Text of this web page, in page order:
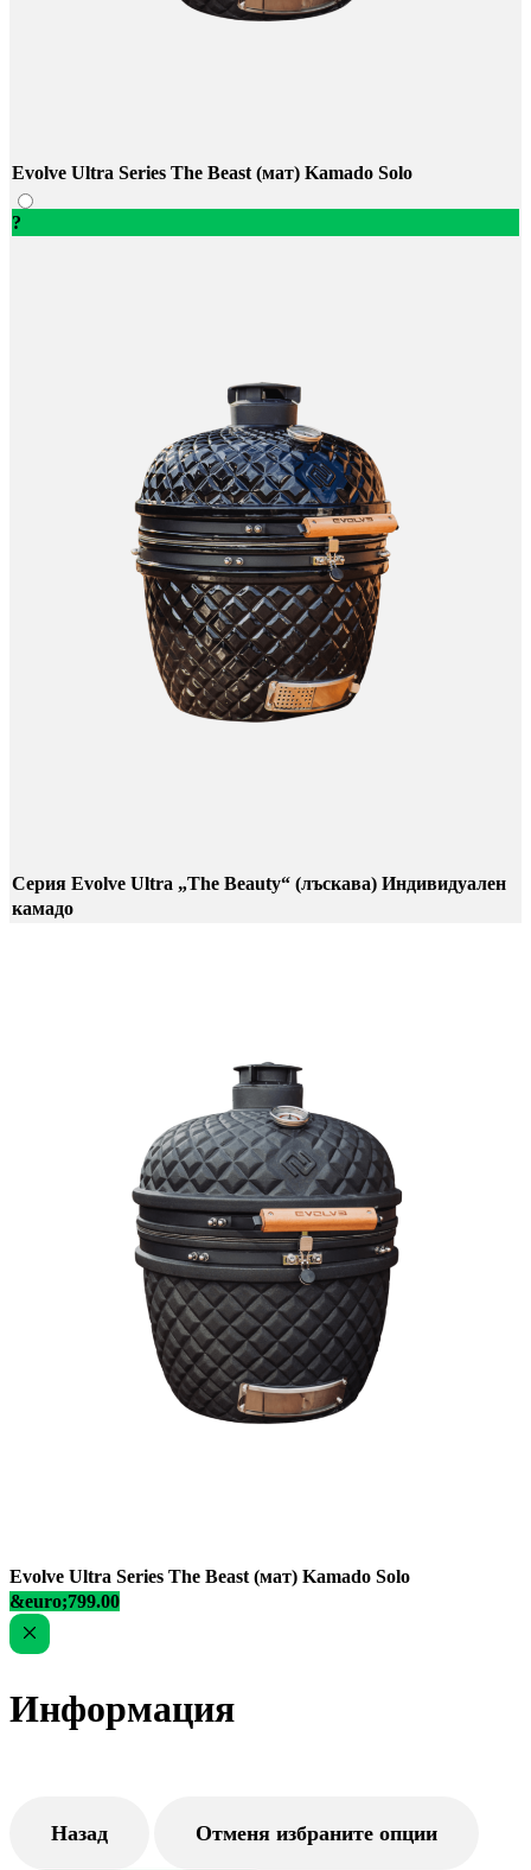
Evolve Ultra Series The Beast (мат) Kamado Solo
?
Серия Evolve Ultra „The Beauty“ (лъскава) Индивидуален
камадо
Evolve Ultra Series The Beast (мат) Kamado Solo
&euro;799.00
Информация
Назад Отменя избраните опции